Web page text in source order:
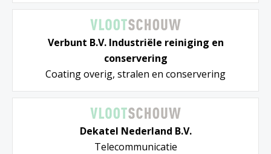
Verbunt B.V. Industriële reiniging en
conservering
Coating overig, stralen en conservering
Dekatel Nederland B.V.
Telecommunicatie